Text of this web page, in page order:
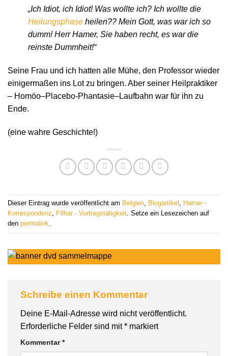
„Ich Idiot, ich Idiot! Was wollte ich? Ich wollte die
Heilungsphase heilen?? Mein Gott, was war ich so
dumm! Herr Hamer, Sie haben recht, es war die
reinste Dummheit!“
Seine Frau und ich hatten alle Mühe, den Professor wieder
einigermaßen ins Lot zu bringen. Aber seiner Heilpraktiker
– Homöo–Placebo-Phantasie–Laufbahn war für ihn zu
Ende.
(eine wahre Geschichte!)
Dieser Eintrag wurde veröffentlicht am Belgien Blogartikel
Hamer -
Korrespondenz
Pilhar - Vortragstätigkeit . Setze ein Lesezeichen auf
den permalink
Schreibe einen Kommentar
Deine E-Mail-Adresse wird nicht veröffentlicht.
Erforderliche Felder sind mit* markiert
Kommentar*